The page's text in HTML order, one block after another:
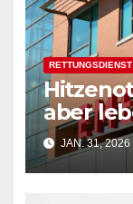
RETTUNGSDIENST
aber
JAN. 31, 2026